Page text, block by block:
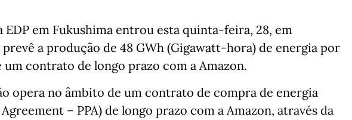
EDP em Fukushima entrou esta quinta-feira, 28, em
a produção de 48 GWh (Gigawatt-hora) de energia por
contrato de longo prazo com a Amazon.
opera no âmbito de um contrato de compra de energia
– PPA) de longo prazo com a Amazon, através da